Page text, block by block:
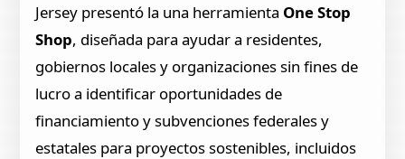
Jersey presentó la una herramienta One Stop
Shop, diseñada para ayudar a residentes,
gobiernos locales y organizaciones sin fines de
lucro a identificar oportunidades de
financiamiento y subvenciones federales y
estatales para proyectos sostenibles, incluidos